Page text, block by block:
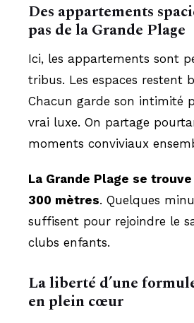
Des appartements
pas de la Grande Plage
Ici, les appartements sont
tribus. Les espaces restent
Chacun garde son intimité
vrai luxe. On partage
moments conviviaux
La Grande Plage se
300 mètres. Quelques
suffisent pour rejoindre le
clubs enfants.
La liberté d’une
en plein cœur